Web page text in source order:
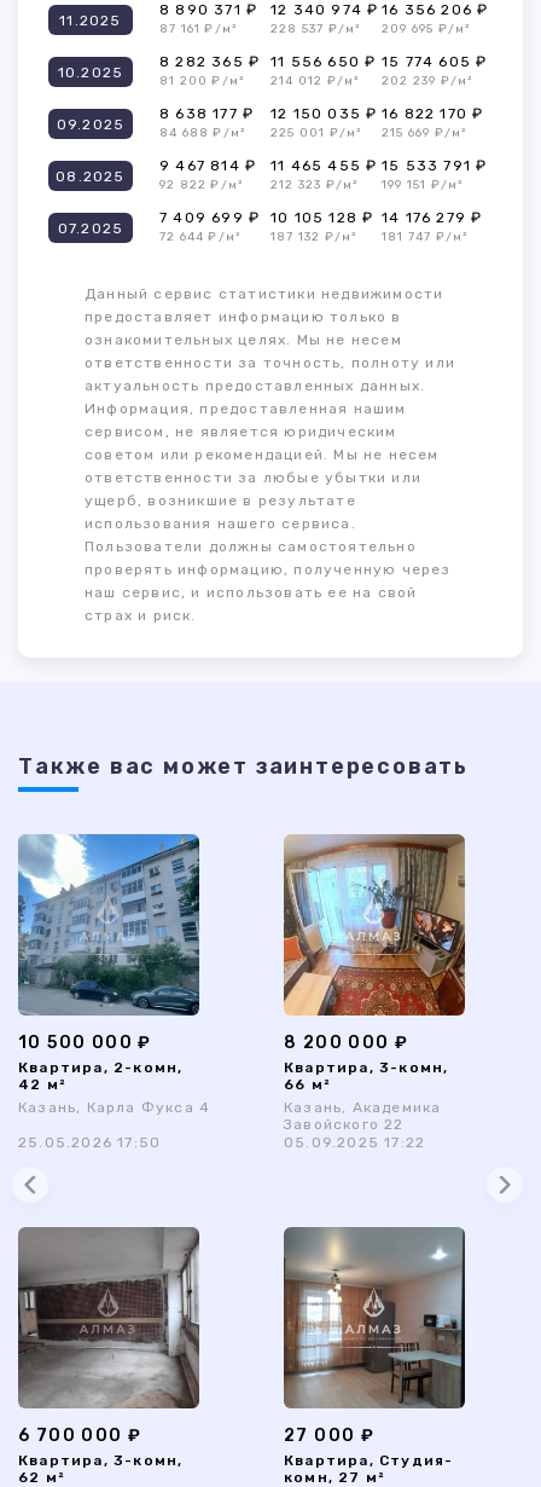
11.2025
8 890 371 ₽
87 161 ₽/м²
12 340 974 ₽
228 537 ₽/м²
16 356 206 ₽
209 695 ₽/м²
10.2025
8 282 365 ₽
81 200 ₽/м²
11 556 650 ₽
214 012 ₽/м²
15 774 605 ₽
202 239 ₽/м²
09.2025
8 638 177 ₽
84 688 ₽/м²
12 150 035 ₽
225 001 ₽/м²
16 822 170 ₽
215 669 ₽/м²
08.2025
9 467 814 ₽
92 822 ₽/м²
11 465 455 ₽
212 323 ₽/м²
15 533 791 ₽
199 151 ₽/м²
07.2025
7 409 699 ₽
72 644 ₽/м²
10 105 128 ₽
187 132 ₽/м²
14 176 279 ₽
181 747 ₽/м²
Данный сервис статистики недвижимости
предоставляет информацию только в
ознакомительных целях. Мы не несем
ответственности за точность, полноту или
актуальность предоставленных данных.
Информация, предоставленная нашим
сервисом, не является юридическим
советом или рекомендацией. Мы не несем
ответственности за любые убытки или
ущерб, возникшие в результате
использования нашего сервиса.
Пользователи должны самостоятельно
проверять информацию, полученную через
наш сервис, и использовать ее на свой
страх и риск.
Также ваc может заинтересовать
10 500 000 ₽
Квартира, 2-комн,
42 м²
Казань, Карла Фукса 4
25.05.2026 17:50
8 200 000 ₽
Квартира, 3-комн,
66 м²
Казань, Академика
Завойского 22
05.09.2025 17:22
6 700 000 ₽
Квартира, 3-комн,
62 м²
27 000 ₽
Квартира, Студия-
комн, 27 м²